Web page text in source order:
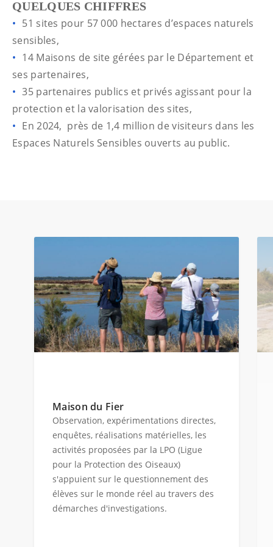
QUELQUES CHIFFRES
51 sites pour 57 000 hectares d’espaces naturels
sensibles,
14 Maisons de site gérées par le Département et
ses partenaires,
35 partenaires publics et privés agissant pour la
protection et la valorisation des sites,
En 2024, près de 1,4 million de visiteurs dans les
Espaces Naturels Sensibles ouverts au public.
Maison du Fier
Observation, expérimentations directes,
enquêtes, réalisations matérielles, les
activités proposées par la LPO (Ligue
pour la Protection des Oiseaux)
s'appuient sur le questionnement des
élèves sur le monde réel au travers des
démarches d'investigations.